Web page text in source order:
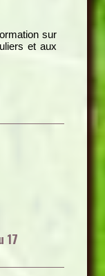
sur
et aux
17